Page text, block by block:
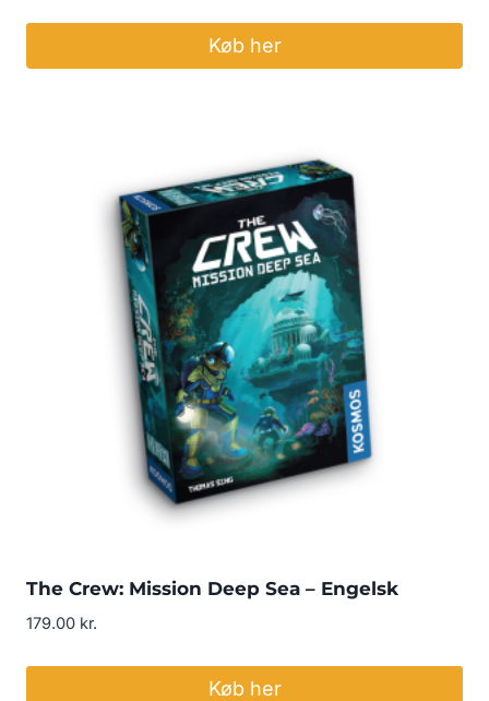
pris
pris
Køb her
The Crew: Mission Deep Sea – Engelsk
179.00 kr.
Køb her